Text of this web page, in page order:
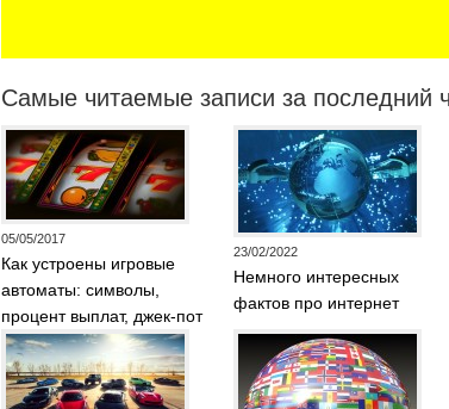
Самые читаемые записи за последний
05/05/2017
Как устроены игровые
автоматы: символы,
процент выплат, джек-пот
23/02/2022
Немного интересных
фактов про интернет